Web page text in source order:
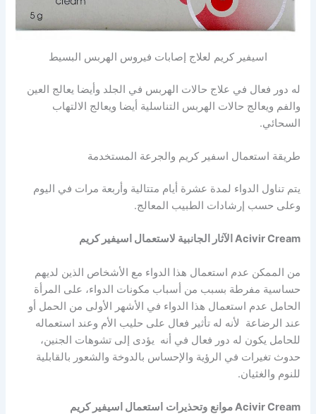
اسيفير كريم لعلاج إصابات فيروس الهربس البسيط
له دور فعال في علاج حالات الهربس في الجلد وأيضا يعالج العين
والفم ويعالج حالات الهربس التناسلية أيضا ويعالج الالتهاب
السحائي.
طريقة استعمال اسفير كريم والجرعة المستخدمة
يتم تناول الدواء لمدة عشرة أيام متتالية وأربعة مرات في اليوم
وعلى حسب إرشادات الطبيب المعالج.
Acivir Cream الآثار الجانبية لاستعمال اسيفير كريم
من الممكن عدم استعمال هذا الدواء مع الأشخاص الذين لديهم
حساسية مفرطة بسبب من أسباب مكونات الدواء، على المرأة
الحامل عدم استعمال هذا الدواء في الأشهر الأولى من الحمل أو
عند الرضاعة لأنه له تأثير فعال على حليب الأم وعند استعماله
للحامل يكون له دور فعال في أنه يؤدى إلى تشوهات الجنين،
حدوث تغيرات في الرؤية والإحساس بالدوخة والشعور بالقابلية
للنوم والغثيان.
Acivir Creamموانع وتحذيرات استعمال اسيفير كريم